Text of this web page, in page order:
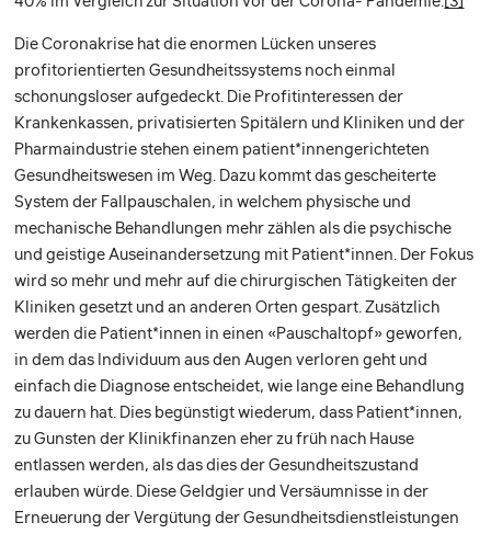
Die Coronakrise hat die enormen Lücken unseres
profitorientierten Gesundheitssystems noch einmal
schonungsloser aufgedeckt. Die Profitinteressen der
Krankenkassen, privatisierten Spitälern und Kliniken und der
Pharmaindustrie stehen einem patient*innengerichteten
Gesundheitswesen im Weg. Dazu kommt das gescheiterte
System der Fallpauschalen, in welchem physische und
mechanische Behandlungen mehr zählen als die psychische
und geistige Auseinandersetzung mit Patient*innen. Der Fokus
wird so mehr und mehr auf die chirurgischen Tätigkeiten der
Kliniken gesetzt und an anderen Orten gespart. Zusätzlich
werden die Patient*innen in einen «Pauschaltopf» geworfen,
in dem das Individuum aus den Augen verloren geht und
einfach die Diagnose entscheidet, wie lange eine Behandlung
zu dauern hat. Dies begünstigt wiederum, dass Patient*innen,
zu Gunsten der Klinikfinanzen eher zu früh nach Hause
entlassen werden, als das dies der Gesundheitszustand
erlauben würde. Diese Geldgier und Versäumnisse in der
Erneuerung der Vergütung der Gesundheitsdienstleistungen